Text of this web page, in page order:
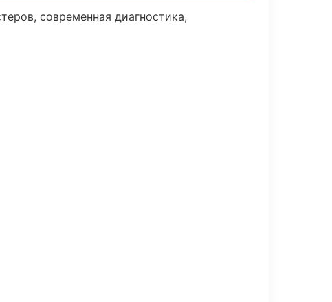
современная диагностика,